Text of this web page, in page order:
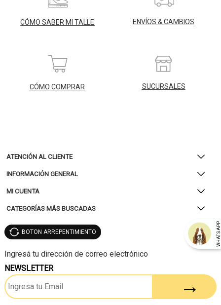
CÓMO SABER MI TALLE ENVÍOS & CAMBIOS
CÓMO COMPRAR SUCURSALES
ATENCIÓN AL CLIENTE
INFORMACIÓN GENERAL
MI CUENTA
CATEGORÍAS MÁS BUSCADAS
WHATSAPP
BOTON ARREPENTIMIENTO
NEWSLETTER